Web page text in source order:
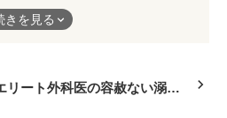
い、素敵な家族をもっと見てみたか
きを見る
リート外科医の容赦ない溺愛